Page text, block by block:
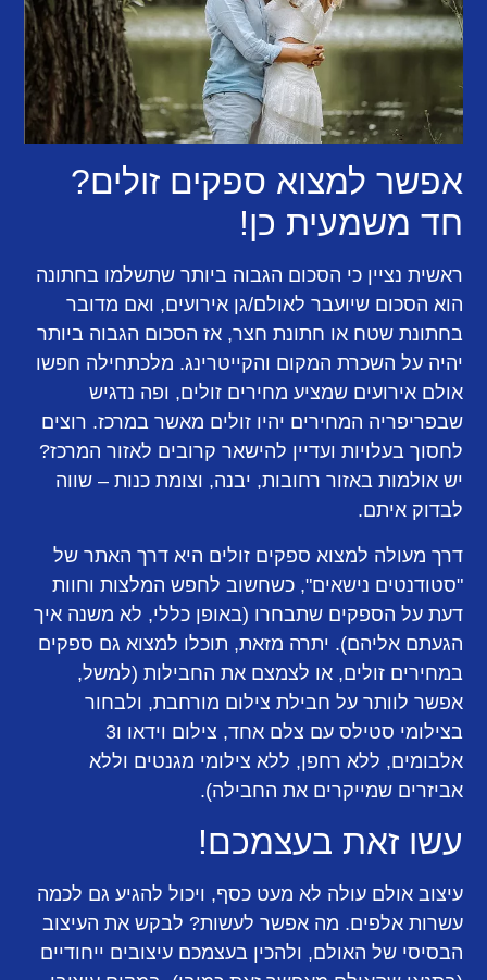
אפשר למצוא ספקים זולים?
חד משמעית כן!
ראשית נציין כי הסכום הגבוה ביותר שתשלמו בחתונה
הוא הסכום שיועבר לאולם/גן אירועים, ואם מדובר
בחתונת שטח או חתונת חצר, אז הסכום הגבוה ביותר
יהיה על השכרת המקום והקייטרינג. מלכתחילה חפשו
אולם אירועים שמציע מחירים זולים, ופה נדגיש
שבפריפריה המחירים יהיו זולים מאשר במרכז. רוצים
לחסוך בעלויות ועדיין להישאר קרובים לאזור המרכז?
יש אולמות באזור רחובות, יבנה, וצומת כנות – שווה
לבדוק איתם.
דרך מעולה למצוא ספקים זולים היא דרך האתר של
"סטודנטים נישאים", כשחשוב לחפש המלצות וחוות
דעת על הספקים שתבחרו (באופן כללי, לא משנה איך
הגעתם אליהם). יתרה מזאת, תוכלו למצוא גם ספקים
במחירים זולים, או לצמצם את החבילות (למשל,
אפשר לוותר על חבילת צילום מורחבת, ולבחור
בצילומי סטילס עם צלם אחד, צילום וידאו ו3
אלבומים, ללא רחפן, ללא צילומי מגנטים וללא
אביזרים שמייקרים את החבילה).
עשו זאת בעצמכם!
עיצוב אולם עולה לא מעט כסף, ויכול להגיע גם לכמה
עשרות אלפים. מה אפשר לעשות? לבקש את העיצוב
הבסיסי של האולם, ולהכין בעצמכם עיצובים ייחודיים